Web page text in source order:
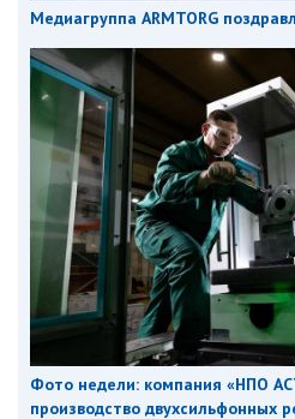
Медиагруппа ARMTORG
Фото недели: компания «НПО
производство двухсильфонных